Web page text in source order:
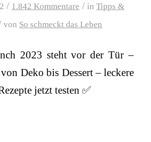
/ 1.842 Kommentare / in Tipps &
von So schmeckt das Leben
2023 steht vor der Tür –
Deko bis Dessert – leckere
jetzt testen ✅